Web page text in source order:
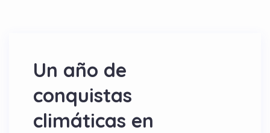
Un año de
conquistas
climáticas en